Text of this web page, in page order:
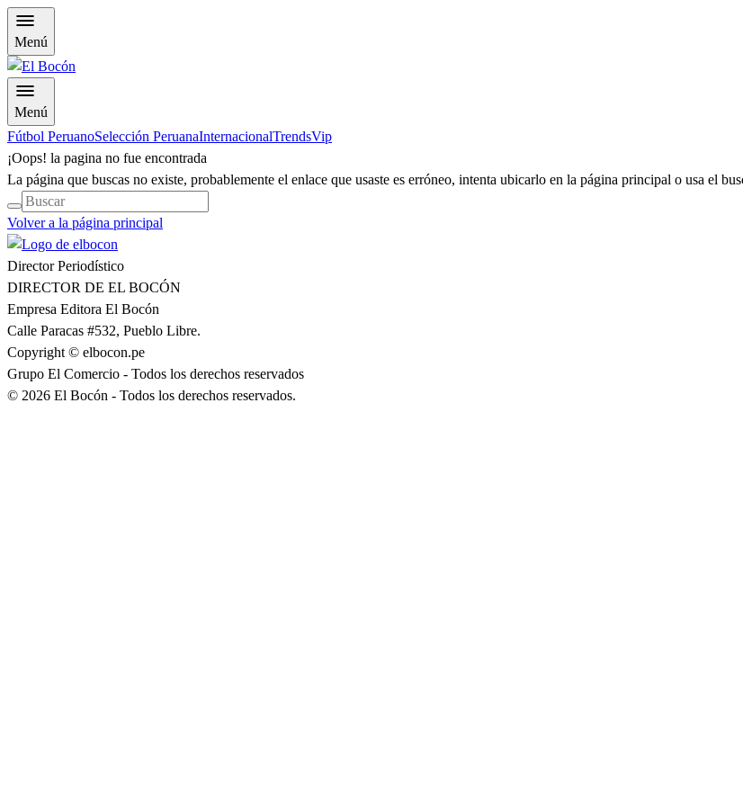
Menú
Menú
Fútbol PeruanoSelección PeruanaInternacionalTrendsVip
¡Oops! la pagina no fue encontrada
La página que buscas no existe, probablemente el enlace que usaste es erróneo, intenta ubicarlo en la página principal o usa el
Volver a la página principal
Director Periodístico
DIRECTOR DE EL BOCÓN
Empresa Editora El Bocón
Calle Paracas #532, Pueblo Libre.
Copyright © elbocon.pe
Grupo El Comercio - Todos los derechos reservados
© 2026 El Bocón - Todos los derechos reservados.